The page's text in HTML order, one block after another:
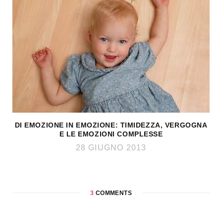
DI EMOZIONE IN EMOZIONE: TIMIDEZZA, VERGOGNA
E LE EMOZIONI COMPLESSE
28 GIUGNO 2013
3 COMMENTS